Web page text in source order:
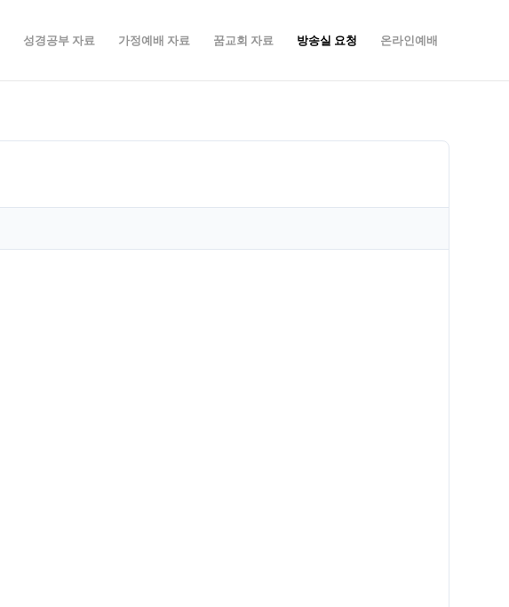
성경공부 자료 가정예배 자료 꿈교회 자료 방송실 요청 온라인예배